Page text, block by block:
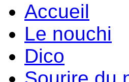
Accueil
Le nouchi
Dico